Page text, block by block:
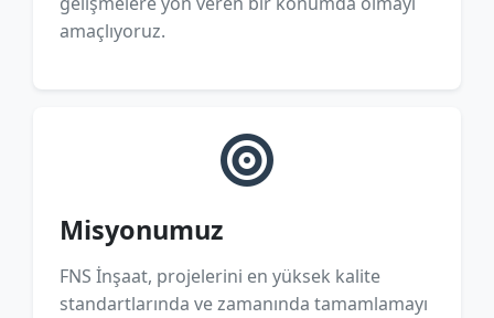
amaçlıyoruz.
Misyonumuz
FNS İnşaat, projelerini en yüksek kalite
standartlarında ve zamanında tamamlamayı